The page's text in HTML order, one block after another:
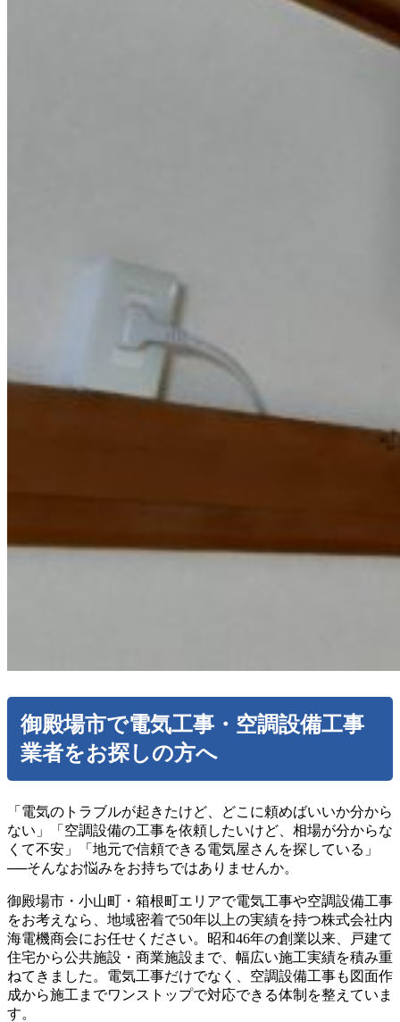
御殿場市で電気工事・空調設備工事
業者をお探しの方へ
「電気のトラブルが起きたけど、どこに頼めばいいか分から
ない」「空調設備の工事を依頼したいけど、相場が分からな
くて不安」「地元で信頼できる電気屋さんを探している」
──そんなお悩みをお持ちではありませんか。
御殿場市・小山町・箱根町エリアで電気工事や空調設備工事
をお考えなら、地域密着で50年以上の実績を持つ株式会社内
海電機商会にお任せください。昭和46年の創業以来、戸建て
住宅から公共施設・商業施設まで、幅広い施工実績を積み重
ねてきました。電気工事だけでなく、空調設備工事も図面作
成から施工までワンストップで対応できる体制を整えていま
す。